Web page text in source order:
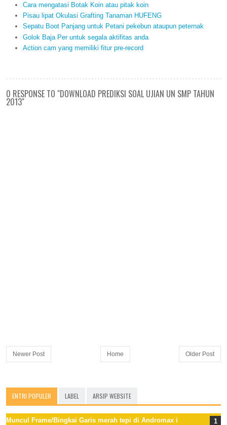
Cara mengatasi Botak Koin atau pitak koin
Pisau lipat Okulasi Grafting Tanaman HUFENG
Sepatu Boot Panjang untuk Petani pekebun ataupun peternak
Golok Baja Per untuk segala aktifitas anda
Action cam yang memiliki fitur pre-record
0 RESPONSE TO "DOWNLOAD PREDIKSI SOAL UJIAN UN SMP TAHUN
2013"
Newer Post Older Post
Home
ENTRI POPULER LABEL ARSIP WEBSITE
Muncul Frame/Bingkai Garis merah tepi di Andromax i